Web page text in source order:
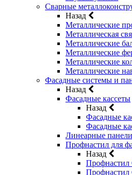
Сварные
Назад
Металлические
Металлическая
Металлические
Металлические
Металлические
Металлические
Фасадные системы и
Назад
Фасадные кассеты
Назад
Фасадные
Фасадные
Линеарные панели
Профнастил для
Назад
Профнастил
Профнастил